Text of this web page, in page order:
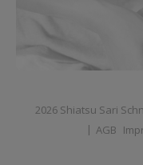
2026 Shiatsu Sari
AGB